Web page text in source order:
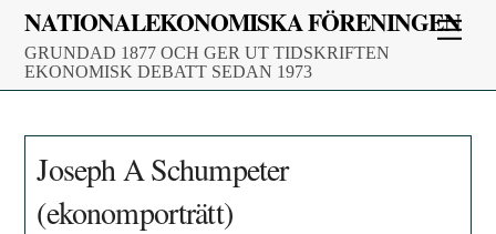
Skip
content
NATIONALEKONOMISKA FÖRENINGEN
GRUNDAD 1877 OCH GER UT TIDSKRIFTEN
EKONOMISK DEBATT SEDAN 1973
Joseph A Schumpeter
(ekonomporträtt)